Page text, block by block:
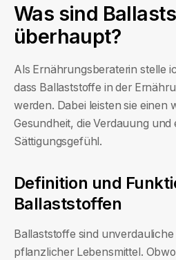
Was sind
überhaupt?
Als Ernährungsberaterin stelle
dass Ballaststoffe in der
werden. Dabei leisten sie einen
Gesundheit, die Verdauung
Sättigungsgefühl.
Definition und
Ballaststoffen
Ballaststoffe sind
pflanzlicher Lebensmittel.